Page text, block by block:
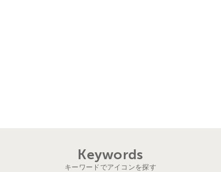
Keywords
キーワードでアイコンを探す